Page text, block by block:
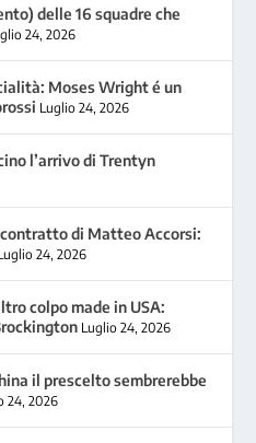
delle 16 squadre che
24, 2026
Moses Wright é un
Luglio 24, 2026
l’arrivo di Trentyn
di Matteo Accorsi:
24, 2026
colpo made in USA:
Luglio 24, 2026
il prescelto sembrerebbe
24, 2026